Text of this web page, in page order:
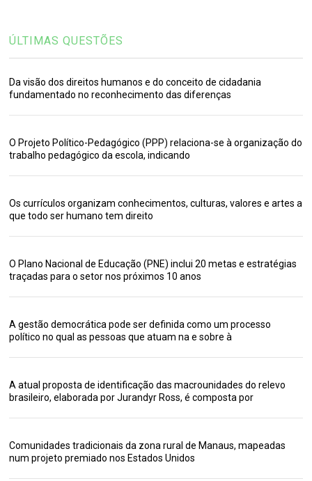
ÚLTIMAS QUESTÕES
Da visão dos direitos humanos e do conceito de cidadania
fundamentado no reconhecimento das diferenças
O Projeto Político-Pedagógico (PPP) relaciona-se à organização do
trabalho pedagógico da escola, indicando
Os currículos organizam conhecimentos, culturas, valores e artes a
que todo ser humano tem direito
O Plano Nacional de Educação (PNE) inclui 20 metas e estratégias
traçadas para o setor nos próximos 10 anos
A gestão democrática pode ser definida como um processo
político no qual as pessoas que atuam na e sobre à
A atual proposta de identificação das macrounidades do relevo
brasileiro, elaborada por Jurandyr Ross, é composta por
Comunidades tradicionais da zona rural de Manaus, mapeadas
num projeto premiado nos Estados Unidos